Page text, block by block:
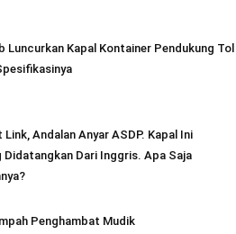
Luncurkan Kapal Kontainer Pendukung Tol
Link, Andalan Anyar ASDP. Kapal Ini
Didatangkan Dari Inggris. Apa Saja
Penghambat Mudik